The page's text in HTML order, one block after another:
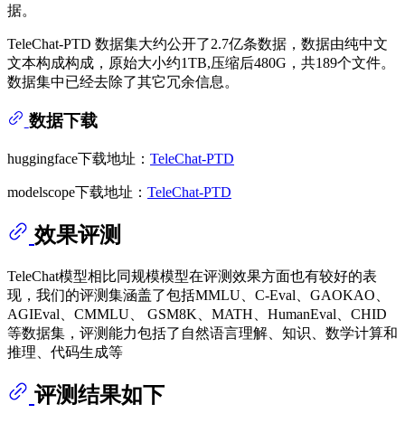
据。
TeleChat-PTD 数据集大约公开了2.7亿条数据，数据由纯中文
文本构成构成，原始大小约1TB,压缩后480G，共189个文件。
数据集中已经去除了其它冗余信息。
数据下载
huggingface下载地址： TeleChat-PTD
modelscope下载地址： TeleChat-PTD
效果评测
TeleChat模型相比同规模模型在评测效果方面也有较好的表
现，我们的评测集涵盖了包括MMLU、C-Eval、GAOKAO、
AGIEval、CMMLU、 GSM8K、MATH、HumanEval、CHID
等数据集，评测能力包括了自然语言理解、知识、数学计算和
推理、代码生成等
评测结果如下